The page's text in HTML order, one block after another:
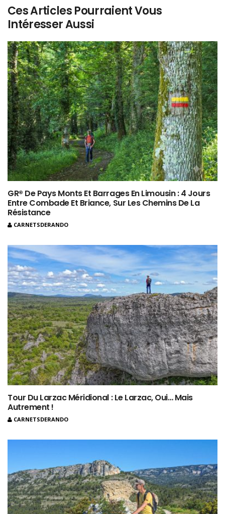
Ces Articles Pourraient Vous
Intéresser Aussi
GR® De Pays Monts Et Barrages En Limousin : 4 Jours
Entre Combade Et Briance, Sur Les Chemins De La
Résistance
CARNETSDERANDO
Tour Du Larzac Méridional : Le Larzac, Oui… Mais
Autrement !
CARNETSDERANDO